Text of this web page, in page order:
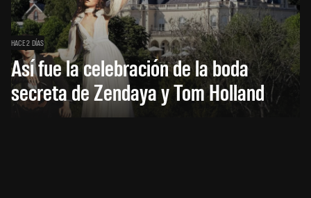
HACE 2 DÍAS
Así fue la celebración de la boda
secreta de Zendaya y Tom Holland